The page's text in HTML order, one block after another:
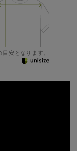
安となります。